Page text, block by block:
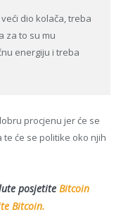
dio kolača, treba
a za to su mu
energiju i treba
procjenu jer će se
će se politike oko njih
posjetite Bitcoin
Bitcoin.